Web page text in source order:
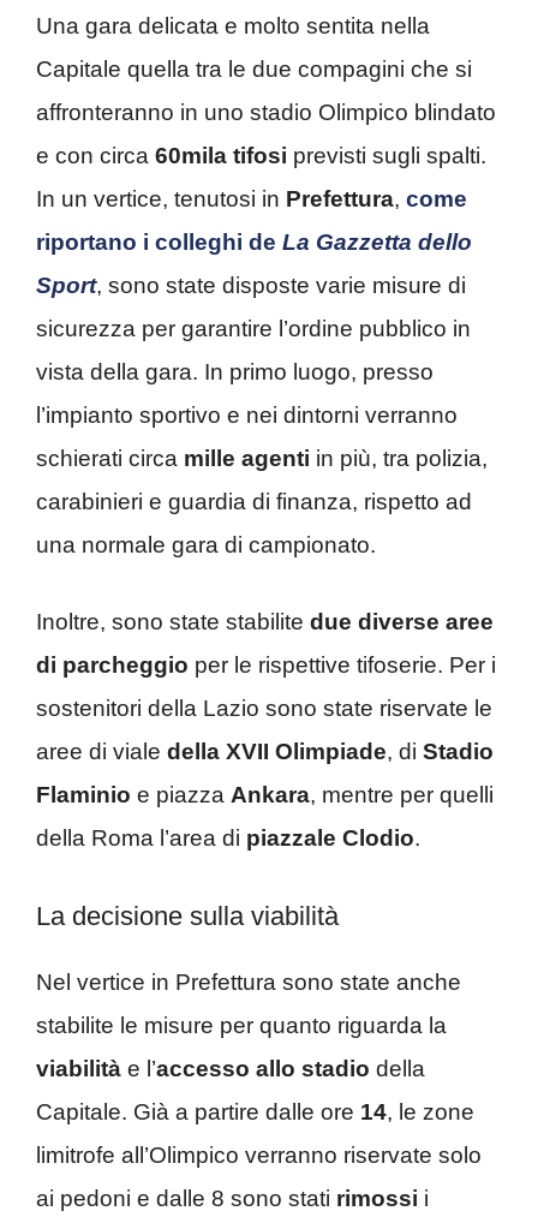
Una gara delicata e molto sentita nella
Capitale quella tra le due compagini che si
affronteranno in uno stadio Olimpico blindato
e con circa 60mila tifosi previsti sugli spalti.
In un vertice, tenutosi in Prefettura, come
riportano i colleghi de La Gazzetta dello
Sport, sono state disposte varie misure di
sicurezza per garantire l’ordine pubblico in
vista della gara. In primo luogo, presso
l’impianto sportivo e nei dintorni verranno
schierati circa mille agenti in più, tra polizia,
carabinieri e guardia di finanza, rispetto ad
una normale gara di campionato.
Inoltre, sono state stabilite due diverse aree
di parcheggio per le rispettive tifoserie. Per i
sostenitori della Lazio sono state riservate le
aree di viale della XVII Olimpiade, di Stadio
Flaminio e piazza Ankara, mentre per quelli
della Roma l’area di piazzale Clodio.
La decisione sulla viabilità
Nel vertice in Prefettura sono state anche
stabilite le misure per quanto riguarda la
viabilità e l’accesso allo stadio della
Capitale. Già a partire dalle ore 14, le zone
limitrofe all’Olimpico verranno riservate solo
ai pedoni e dalle 8 sono stati rimossi i